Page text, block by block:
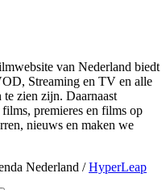
van Nederland biedt
Streaming en TV en alle
zien zijn. Daarnaast
premieres en films op
nieuws en maken we
Nederland /HyperLeap